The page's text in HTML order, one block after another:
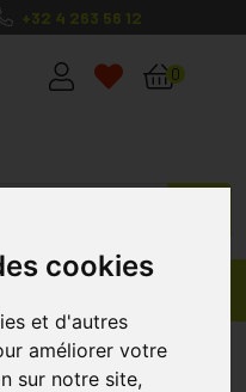
cookies
et d'autres
améliorer votre
sur notre site,
+32 4 263 56 12
ma santé, mes
0